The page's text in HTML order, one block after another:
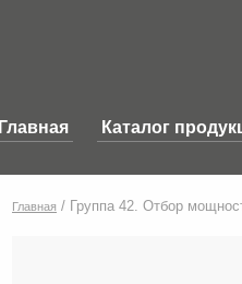
Главная Каталог
Главная / Группа 42. Отбор